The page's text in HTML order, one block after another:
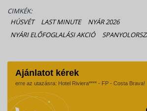
CIMKÉK:
HÚSVÉT
LAST MINUTE
NYÁR 2026
NYÁRI ELŐFOGLALÁSI AKCIÓ
Ajánlatot kérek
erre az utazásra: Hotel Riviera**** - FP - Costa Brava!